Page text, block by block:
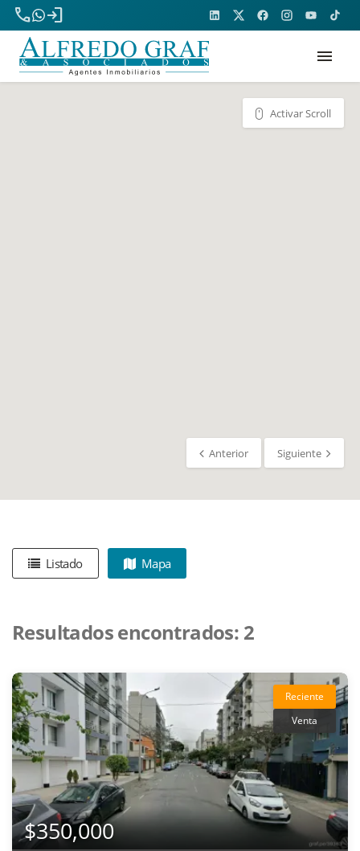
phone
login
menu
Activar Scroll
Anterior Siguiente
Listado Mapa
Resultados encontrados: 2
Reciente
Venta
$350,000